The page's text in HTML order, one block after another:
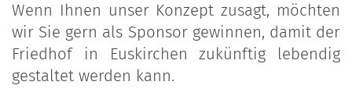
Wenn Ihnen unser Konzept zusagt, möchten
wir Sie gern als Sponsor gewinnen, damit der
Friedhof in Euskirchen zukünftig lebendig
gestaltet werden kann.